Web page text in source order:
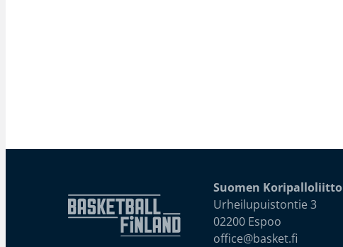
Suomen Koripalloliitto
Urheilupuistontie 3
02200 Espoo
office@basket.fi